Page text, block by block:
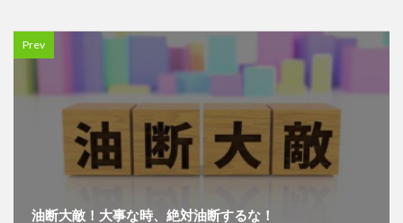
Prev
油断大敵！大事な時、絶対油断するな！